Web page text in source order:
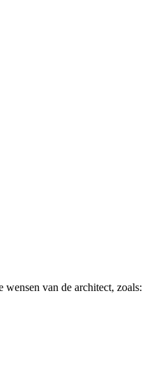
van de architect, zoals: